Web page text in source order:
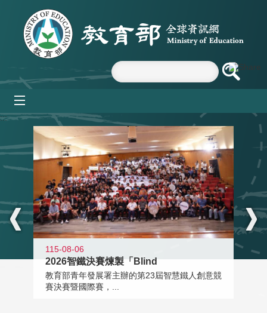
跳到主要內容區塊
:::
115-08-06
2026智鐵決賽煉製「Blind
教育部青年發展署主辦的第23屆智慧鐵人創意競
賽決賽暨國際賽，...